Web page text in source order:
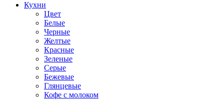
Кухни
Цвет
Белые
Черные
Желтые
Красные
Зеленые
Серые
Бежевые
Глянцевые
Кофе с молоком